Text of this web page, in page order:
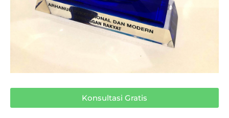
Konsultasi Gratis